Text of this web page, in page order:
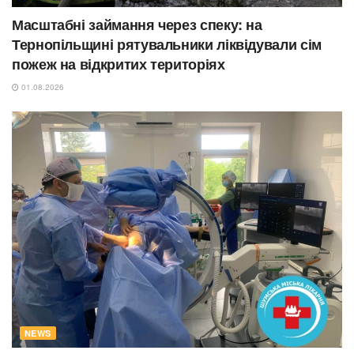
Масштабні займання через спеку: на
Тернопільщині рятувальники ліквідували сім
пожеж на відкритих територіях
01.08.2026
NEWS